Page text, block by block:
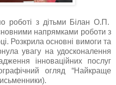
роботі з дітьми Білан О.П.
напрямками роботи з
Розкрила основні вимоги та
увагу на удосконалення
інноваційних послуг
огляд “Найкраще